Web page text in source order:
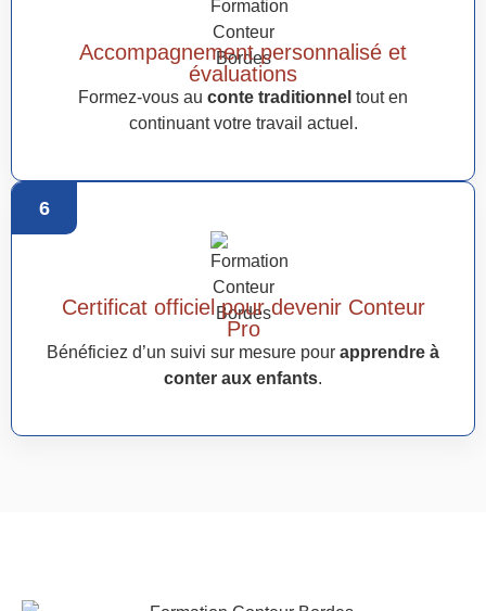
Accompagnement personnalisé et
évaluations
Formez-vous au conte traditionnel tout en
continuant votre travail actuel.
6
Certificat officiel pour devenir Conteur
Pro
Bénéficiez d’un suivi sur mesure pour apprendre à
conter aux enfants.